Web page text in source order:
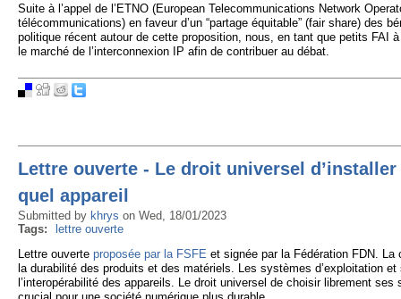
Suite à l’appel de l’ETNO (European Telecommunications Network
télécommunications) en faveur d’un “partage équitable” (fair share) des
politique récent autour de cette proposition, nous, en tant que petits FAI
le marché de l’interconnexion IP afin de contribuer au débat.
Lettre ouverte - Le droit universel
quel appareil
Submitted by khrys on Wed, 18/01/2023
Tags:
lettre ouverte
Lettre ouverte proposée par la FSFE et signée par la Fédération FDN.
la durabilité des produits et des matériels. Les systèmes d’exploitation
l’interopérabilité des appareils. Le droit universel de choisir librement